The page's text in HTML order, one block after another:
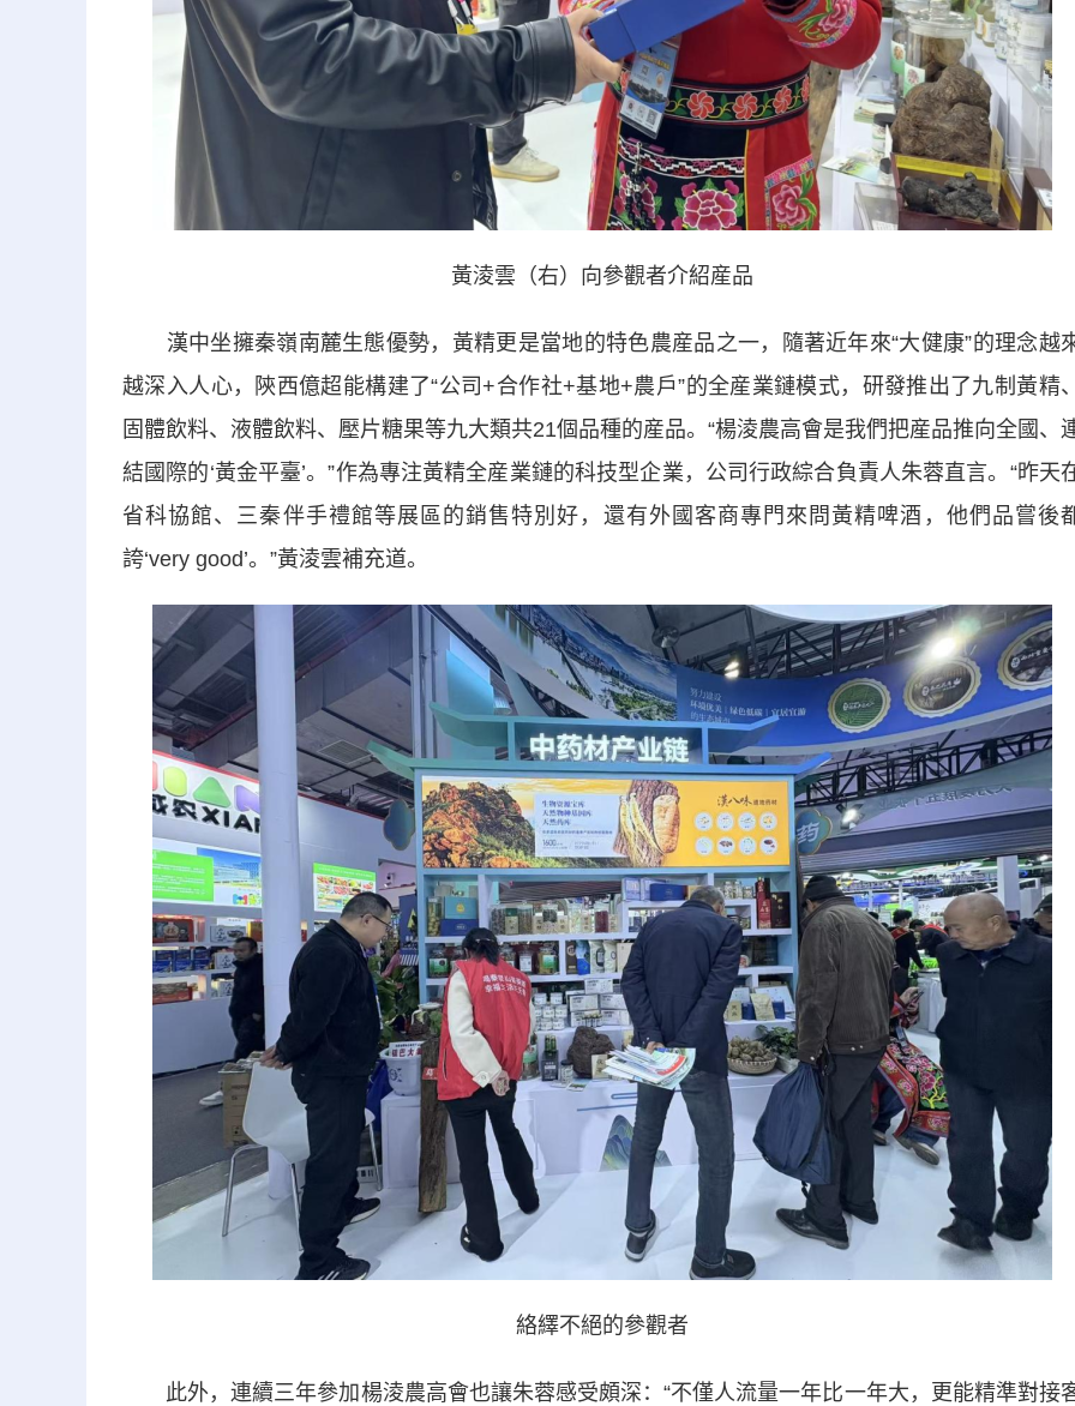
黃淩雲（右）向參觀者介紹産品
漢中坐擁秦嶺南麓生態優勢，黃精更是當地的特色農産品之一，隨著近年來“大健康”的理念越
越深入人心，陝西億超能構建了“公司+合作社+基地+農戶”的全産業鏈模式，研發推出了九制黃精、
固體飲料、液體飲料、壓片糖果等九大類共21個品種的産品。“楊淩農高會是我們把産品推向全國、
結國際的‘黃金平臺’。”作為專注黃精全産業鏈的科技型企業，公司行政綜合負責人朱蓉直言。“昨天
省科協館、三秦伴手禮館等展區的銷售特別好，還有外國客商專門來問黃精啤酒，他們品嘗後
誇‘very good’。”黃淩雲補充道。
絡繹不絕的參觀者
此外，連續三年參加楊淩農高會也讓朱蓉感受頗深：“不僅人流量一年比一年大，更能精準對接